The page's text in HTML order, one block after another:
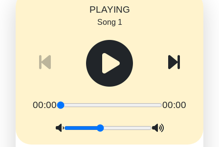
PLAYING
Song 1
00:00 00:00